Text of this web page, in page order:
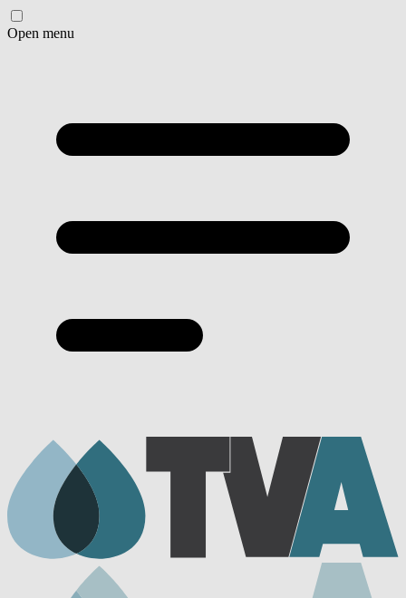
Open menu